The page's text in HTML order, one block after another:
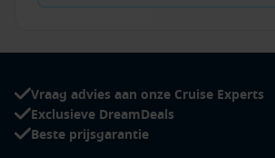
Vraag advies aan onze Cruise Experts
Exclusieve DreamDeals
Beste prijsgarantie